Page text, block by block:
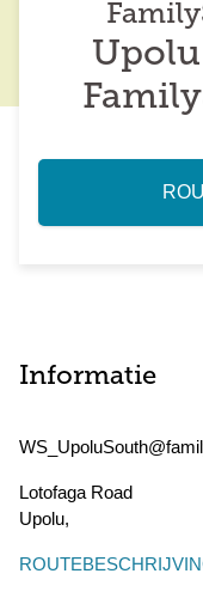
Informatie
Lotofaga Road
Upolu,